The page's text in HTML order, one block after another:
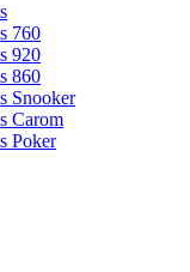
760
920
860
Snooker
Carom
Poker